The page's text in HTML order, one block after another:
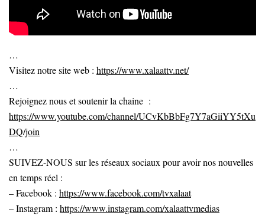
…
Visitez notre site web : https://www.xalaattv.net/
…
Rejoignez nous et soutenir la chaine :
https://www.youtube.com/channel/UCvKbBbFg7Y7aGiiYY5tXu
DQ/join
…
SUIVEZ-NOUS sur les réseaux sociaux pour avoir nos nouvelles
en temps réel :
– Facebook : https://www.facebook.com/tvxalaat
– Instagram : https://www.instagram.com/xalaattvmedias